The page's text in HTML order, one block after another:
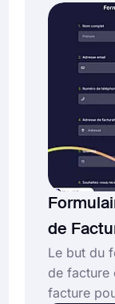
cliquant
modèle"
de
Le but du
de facture
facture